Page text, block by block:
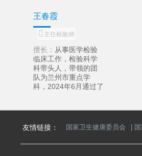
王春霞
主任检验师
擅长：从事医学检验
临床工作，检验科学
科带头人，带领的团
队为兰州市重点学
科，2024年6月通过了
家重点实验室建设单
位的资格。新冠疫情
友情链接： 国家卫生健康委员会